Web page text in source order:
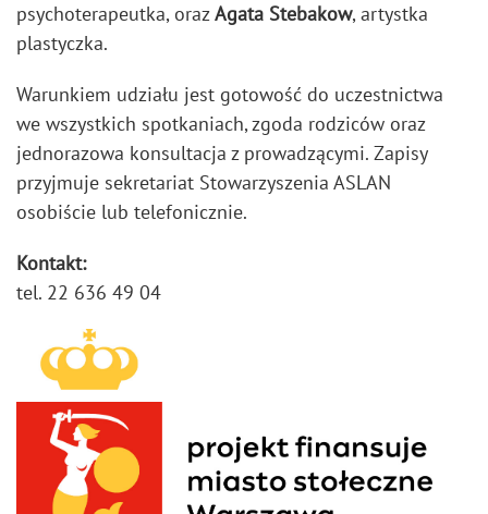
psychoterapeutka, orazAgata Stebakow, artystka
plastyczka.
Warunkiem udziału jest gotowość do uczestnictwa
we wszystkich spotkaniach, zgoda rodziców oraz
jednorazowa konsultacja z prowadzącymi. Zapisy
przyjmuje sekretariat Stowarzyszenia ASLAN
osobiście lub telefonicznie.
Kontakt:
tel. 22 636 49 04